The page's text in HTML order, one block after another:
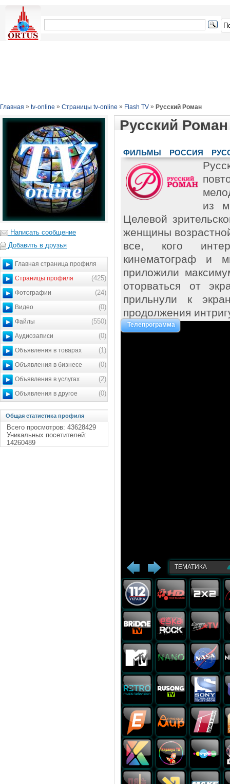
Главная » tv-online » Страницы tv-online » Flash TV » Русский Роман
Написать сообщение
Добавить в друзья
Главная страница профиля
(425)
Страницы профиля
(24)
Фотографии
(0)
Видео
(550)
Файлы
(0)
Аудиозаписи
(1)
Объявления в товарах
(0)
Объявления в бизнесе
(2)
Объявления в услугах
(0)
Объявления в другое
Общая статистика профиля
Всего просмотров: 43628429
Уникальных посетителей:
14260489
Русский Роман
ФИЛЬМЫ РОССИЯ
из
Целевой
женщины
все, кого
кинематограф и
приложили
оторваться от
прильнули к
продолжения
Телепрограмма
ТЕМАТИКА